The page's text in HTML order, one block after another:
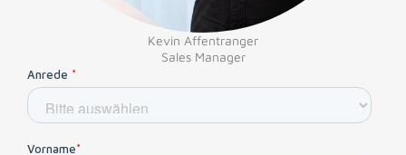
Kevin Affentranger
Sales Manager